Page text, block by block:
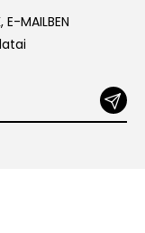
E-MAILBEN